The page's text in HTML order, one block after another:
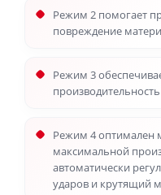
Режим 2 помогает
повреждение
Режим 3
Режим 4 оптимален
максимальной
автоматически
ударов и крутящий